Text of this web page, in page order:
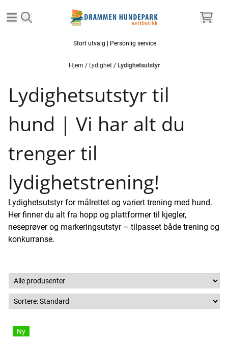
Hopp til innhold
Stort utvalg | Personlig service
Hjem / Lydighet / Lydighetsutstyr
Lydighetsutstyr til
hund | Vi har alt du
trenger til
lydighetstrening!
Lydighetsutstyr for målrettet og variert trening med hund.
Her finner du alt fra hopp og plattformer til kjegler,
neseprøver og markeringsutstyr – tilpasset både trening og
konkurranse.
Ny